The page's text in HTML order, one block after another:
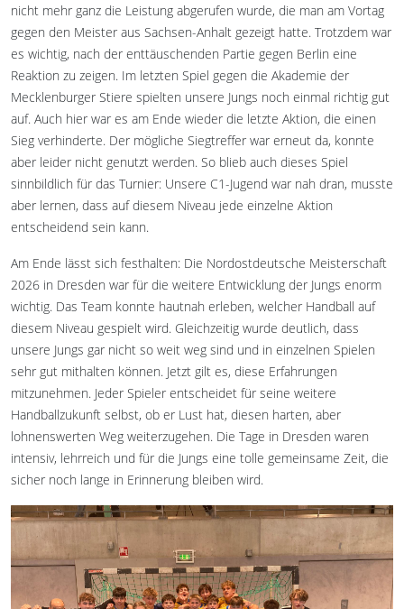
nicht mehr ganz die Leistung abgerufen wurde, die man am Vortag
gegen den Meister aus Sachsen-Anhalt gezeigt hatte. Trotzdem war
es wichtig, nach der enttäuschenden Partie gegen Berlin eine
Reaktion zu zeigen. Im letzten Spiel gegen die Akademie der
Mecklenburger Stiere spielten unsere Jungs noch einmal richtig gut
auf. Auch hier war es am Ende wieder die letzte Aktion, die einen
Sieg verhinderte. Der mögliche Siegtreffer war erneut da, konnte
aber leider nicht genutzt werden. So blieb auch dieses Spiel
sinnbildlich für das Turnier: Unsere C1-Jugend war nah dran, musste
aber lernen, dass auf diesem Niveau jede einzelne Aktion
entscheidend sein kann.
Am Ende lässt sich festhalten: Die Nordostdeutsche Meisterschaft
2026 in Dresden war für die weitere Entwicklung der Jungs enorm
wichtig. Das Team konnte hautnah erleben, welcher Handball auf
diesem Niveau gespielt wird. Gleichzeitig wurde deutlich, dass
unsere Jungs gar nicht so weit weg sind und in einzelnen Spielen
sehr gut mithalten können. Jetzt gilt es, diese Erfahrungen
mitzunehmen. Jeder Spieler entscheidet für seine weitere
Handballzukunft selbst, ob er Lust hat, diesen harten, aber
lohnenswerten Weg weiterzugehen. Die Tage in Dresden waren
intensiv, lehrreich und für die Jungs eine tolle gemeinsame Zeit, die
sicher noch lange in Erinnerung bleiben wird.